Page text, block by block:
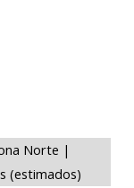
Norte |
(estimados)